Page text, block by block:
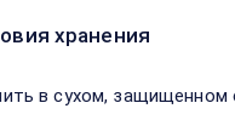
хранения
в сухом, защищенном